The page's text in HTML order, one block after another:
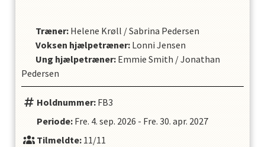
Træner: Helene Krøll /Sabrina Pedersen
Voksen hjælpetræner: Lonni Jensen
Ung hjælpetræner: Emmie Smith /Jonathan
Pedersen
Holdnummer: FB3
Periode: Fre. 4. sep. 2026 - Fre. 30. apr. 2027
Tilmeldte:11/11